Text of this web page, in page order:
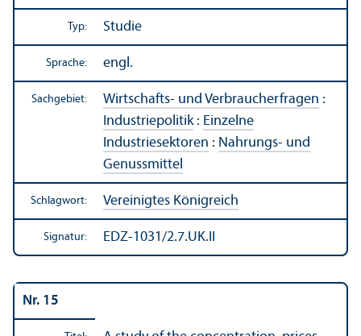
Typ: Studie
Sprache: engl.
Sachgebiet: Wirtschafts- und Verbraucherfragen :
Industriepolitik: Einzelne
Industriesektoren : Nahrungs- und
Genussmittel
Schlagwort: Vereinigtes Königreich
Signatur: EDZ-1031/2.7.UK.II
Nr. 15